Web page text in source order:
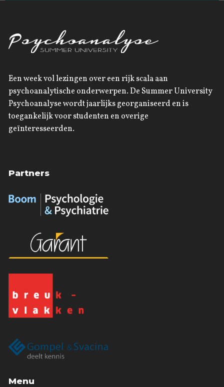
Een week vol lezingen over een rijk scala aan
psychoanalytische onderwerpen. De Summer University
Psychoanalyse wordt jaarlijks georganiseerd en is
toegankelijk voor studenten en overige
geïnteresseerden.
Partners
Menu